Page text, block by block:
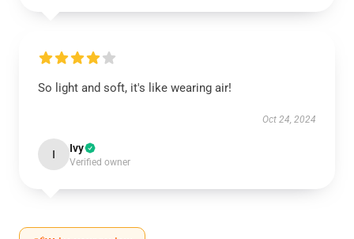
So light and soft, it's like wearing air!
Oct 24, 2024
I Ivy
Verified owner